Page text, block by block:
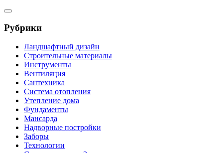
Рубрики
Ландшафтный дизайн
Строительные материалы
Инструменты
Вентиляция
Сантехника
Система отопления
Утепление дома
Фундаменты
Мансарда
Надворные постройки
Заборы
Технологии